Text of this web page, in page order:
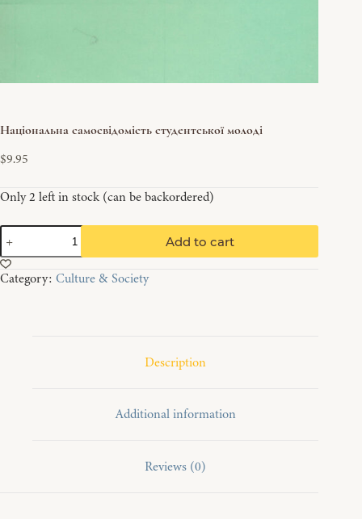
Національна самосвідомість студентської молоді
$9.95
Only 2 left in stock (can be backordered)
Національна
самосвідомість
студентської
молоді
Add to cart
Category: Culture & Society
Description
Additional information
Reviews (0)